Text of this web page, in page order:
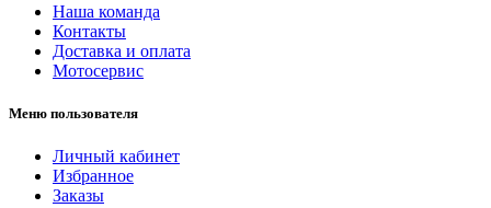
Наша команда
Контакты
Доставка и оплата
Мотосервис
Меню пользователя
Личный кабинет
Избранное
Заказы